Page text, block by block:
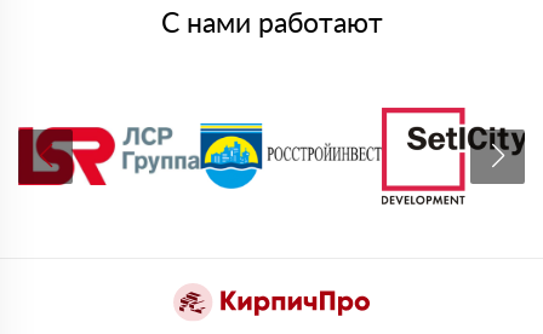
С нами работают